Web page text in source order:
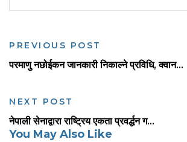
PREVIOUS POST
परमाणु नछोईकन जानकारी निकाल्ने प्रविधि, क्वान...
NEXT POST
नेपाली सेनाद्वारा राष्ट्रिय एकता प्रवर्द्धन ग...
You May Also Like